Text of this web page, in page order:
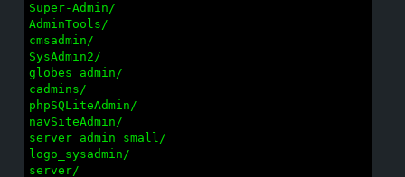
Super-Admin/
AdminTools/
cmsadmin/
SysAdmin2/
globes_admin/
cadmins/
phpSQLiteAdmin/
navSiteAdmin/
server_admin_small/
logo_sysadmin/
server/